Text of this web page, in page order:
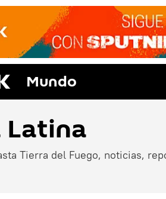
Mundo
Latina
Tierra del Fuego, noticias,